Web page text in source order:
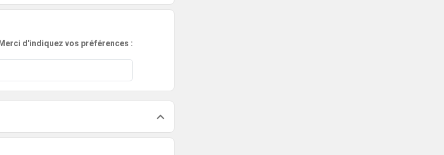
d'indiquez vos préférences :